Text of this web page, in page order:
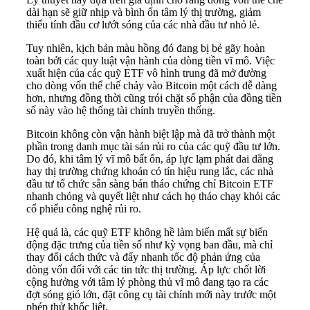
dài hạn sẽ giữ nhịp và bình ổn tâm lý thị trường, giảm
thiểu tính đầu cơ lướt sóng của các nhà đầu tư nhỏ lẻ.
Tuy nhiên, kịch bản màu hồng đó đang bị bẻ gãy hoàn
toàn bởi các quy luật vận hành của dòng tiền vĩ mô. Việc
xuất hiện của các quỹ ETF vô hình trung đã mở đường
cho dòng vốn thể chế chảy vào Bitcoin một cách dễ dàng
hơn, nhưng đồng thời cũng trói chặt số phận của đồng tiền
số này vào hệ thống tài chính truyền thống.
Bitcoin không còn vận hành biệt lập mà đã trở thành một
phần trong danh mục tài sản rủi ro của các quỹ đầu tư lớn.
Do đó, khi tâm lý vĩ mô bất ổn, áp lực lạm phát dai dẳng
hay thị trường chứng khoán có tín hiệu rung lắc, các nhà
đầu tư tổ chức sẵn sàng bán tháo chứng chỉ Bitcoin ETF
nhanh chóng và quyết liệt như cách họ tháo chạy khỏi các
cổ phiếu công nghệ rủi ro.
Hệ quả là, các quỹ ETF không hề làm biến mất sự biến
động đặc trưng của tiền số như kỳ vọng ban đầu, mà chỉ
thay đổi cách thức và đẩy nhanh tốc độ phản ứng của
dòng vốn đối với các tin tức thị trường. Áp lực chốt lời
cộng hưởng với tâm lý phòng thủ vĩ mô đang tạo ra các
đợt sóng gió lớn, đặt công cụ tài chính mới này trước một
phép thử khốc liệt.